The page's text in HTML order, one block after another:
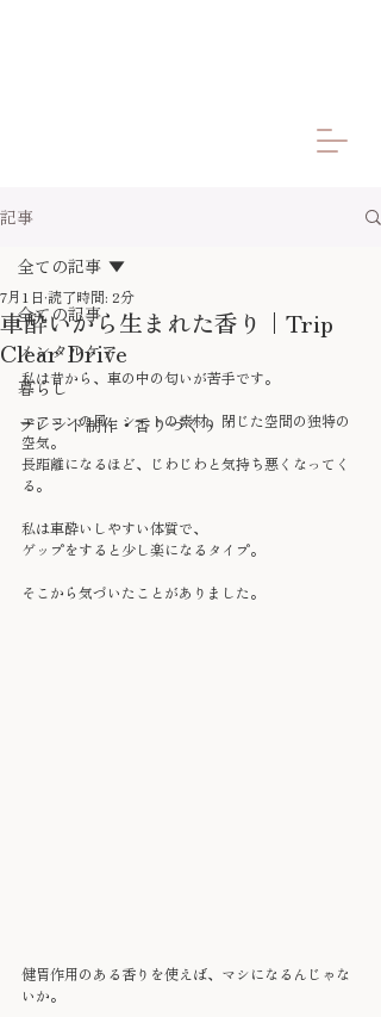
記事
全ての記事
メンタルケア
暮らし
ブレンド制作・香りづくり
全ての記事
車酔いから生まれた香り｜Trip
Clear Drive
7月1日 読了時間: 2分
私は昔から、車の中の匂いが苦手です。
エアコンの風、シートの素材、閉じた空間の独特の
空気。
長距離になるほど、じわじわと気持ち悪くなってく
る。
私は車酔いしやすい体質で、
ゲップをすると少し楽になるタイプ。
そこから気づいたことがありました。
健胃作用のある香りを使えば、マシになるんじゃな
いか。